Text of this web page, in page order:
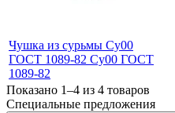
Чушка из сурьмы Су00
ГОСТ 1089-82 Су00 ГОСТ
1089-82
Показано 1–4 из 4 товаров
Специальные предложения